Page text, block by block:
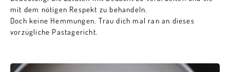
mit dem nötigen Respekt zu behandeln.
Doch keine Hemmungen. Trau dich mal ran an dieses
vorzügliche Pastagericht.